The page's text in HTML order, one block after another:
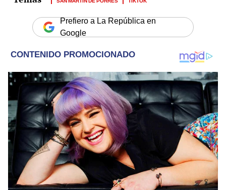
Prefiero a La República en
Google